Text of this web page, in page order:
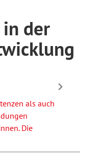
in der
als auch
Die